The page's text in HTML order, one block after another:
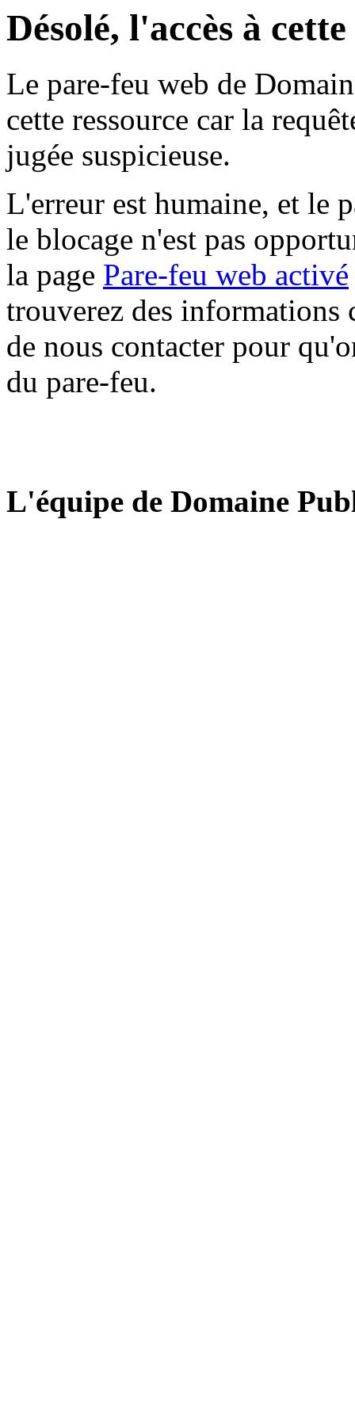
Désolé, l'accès à
Le pare-feu web de
cette ressource car la
jugée suspicieuse.
L'erreur est humaine, et le
le blocage n'est pas
la page Pare-feu web activé
trouverez des informations
de nous contacter pour
du pare-feu.
L'équipe de Domaine